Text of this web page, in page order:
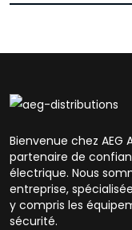
Bienvenue chez AEG
partenaire de
électrique. Nous
entreprise,
y compris les
sécurité.